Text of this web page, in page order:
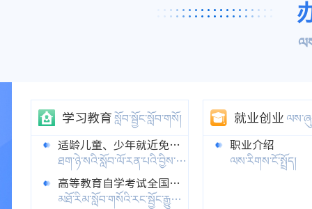
学习教育སློབ་སྦྱོང་སློབ་གསོ།
适龄儿童、少年就近免试入学接受义务教育
ཐག་ཉེ་སའི་སློབ་ལོ་རན་པའི་བྱིས་པ་དང་ན་གཞོན་རྣམས་རྒྱུགས་མི་ལེན་པར་སློབ་གྲྭར་ཞུགས་ནས་འོས་འགན་སློབ་གསོ་དང་ལེན་བྱས།
高等教育自学考试全国统考课程考试
མཐོ་རིམ་སློབ་གསོའི་རང་སྦྱོང་རྒྱུགས་ལེན་རྒྱལ་ཡོངས་གཅིག་གྱུར་སློབ་ཚན་གྱི་རྒྱུགས་ལེན།
就业创业
职业介绍
ལས་རིགས་ངོ་སྤྲོད།